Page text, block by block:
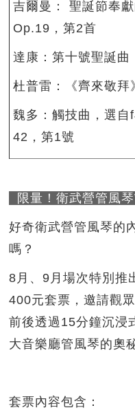
吉爾曼： 聖誕節奉
Op.19，第2首
達康：第十號聖誕曲
杜普雷：《齊來敬拜
魏多：觸技曲，選
42，第1號
限量！衛武營管風
好奇衛武營管風琴的
嗎？
8月、9月場次特別推
400元套票，邀請觀
前後透過15分鐘沉浸
大音樂廳管風琴的奧
套票內容包含：